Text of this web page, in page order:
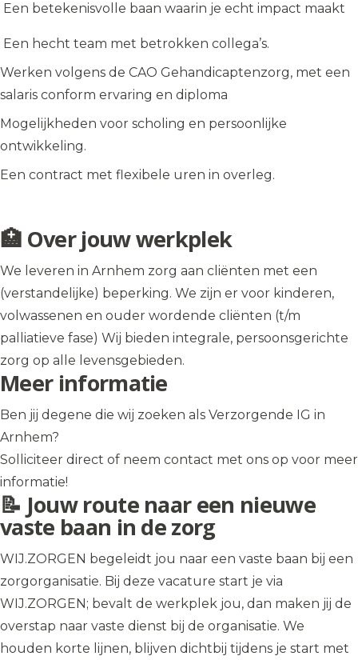
Een betekenisvolle baan waarin je echt impact maakt
Een hecht team met betrokken collega’s.
Werken volgens de CAO Gehandicaptenzorg, met een
salaris conform ervaring en diploma
Mogelijkheden voor scholing en persoonlijke
ontwikkeling.
Een contract met flexibele uren in overleg.
🏥 Over jouw werkplek
We leveren in Arnhem zorg aan cliënten met een
(verstandelijke) beperking. We zijn er voor kinderen,
volwassenen en ouder wordende cliënten (t/m
palliatieve fase) Wij bieden integrale, persoonsgerichte
zorg op alle levensgebieden.
Meer informatie
Ben jij degene die wij zoeken als Verzorgende IG in
Arnhem?
Solliciteer direct of neem contact met ons op voor meer
informatie!
📝 Jouw route naar een nieuwe
vaste baan in de zorg
WIJ.ZORGEN begeleidt jou naar een vaste baan bij een
zorgorganisatie. Bij deze vacature start je via
WIJ.ZORGEN; bevalt de werkplek jou, dan maken jij de
overstap naar vaste dienst bij de organisatie. We
houden korte lijnen, blijven dichtbij tijdens je start met